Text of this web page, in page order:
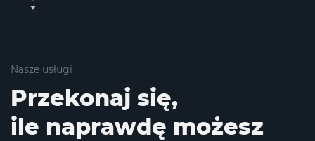
Nasze usługi
Przekonaj się,
ile naprawdę możesz